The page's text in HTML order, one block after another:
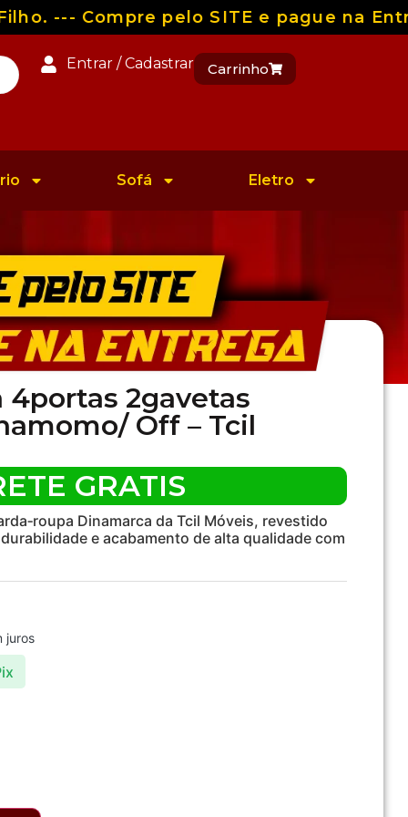
--- Compre pelo SITE e pague na
Entrar / Cadastrar Carrinho
Sofá Eletro
4portas 2gavetas
Off – Tcil
GRATIS
Dinamarca da Tcil Móveis, revestido
e acabamento de alta qualidade com
juros